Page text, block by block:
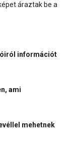
áraztak be a
információt
ami
mehetnek